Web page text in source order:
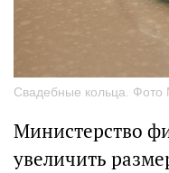
Свадебные кольца. Фото
Министерство
увеличить